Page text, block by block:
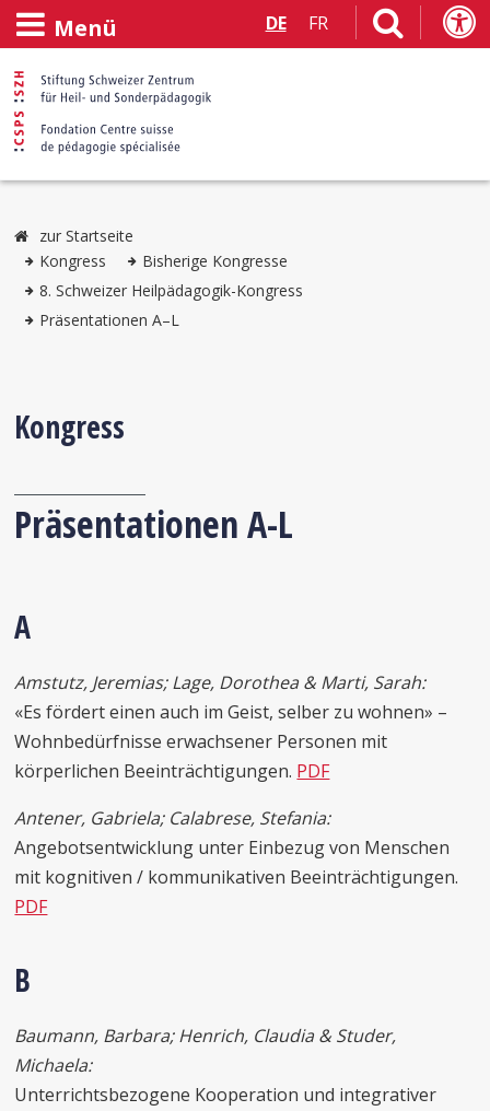
Menü DE FR
zur Startseite
Kongress
Bisherige Kongresse
8. Schweizer Heilpädagogik-Kongress
Präsentationen A–L
Kongress
Präsentationen A-L
A
Amstutz, Jeremias; Lage, Dorothea & Marti, Sarah:
«Es fördert einen auch im Geist, selber zu wohnen» –
Wohnbedürfnisse erwachsener Personen mit
körperlichen Beeinträchtigungen. PDF
Antener, Gabriela; Calabrese, Stefania:
Angebotsentwicklung unter Einbezug von Menschen
mit kognitiven / kommunikativen Beeinträchtigungen.
PDF
B
Baumann, Barbara; Henrich, Claudia & Studer,
Michaela:
Unterrichtsbezogene Kooperation und integrativer